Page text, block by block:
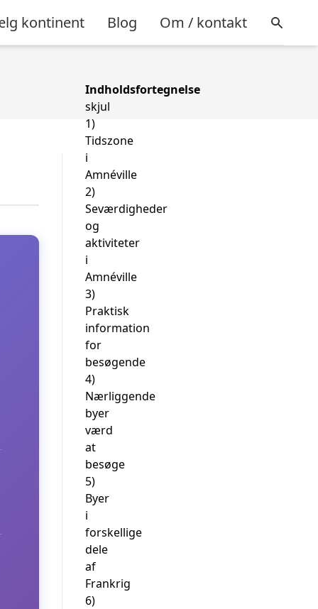
kontinent Blog Om / kontakt
Indholdsfortegnelse
skjul
1)
Tidszone
i
Amnéville
2)
Seværdigheder
og
aktiviteter
i
Amnéville
3)
Praktisk
information
for
besøgende
4)
Nærliggende
byer
værd
at
besøge
5)
Byer
i
forskellige
dele
af
Frankrig
6)